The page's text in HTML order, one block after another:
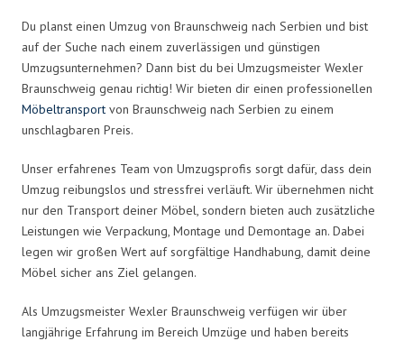
Du planst einen Umzug von Braunschweig nach Serbien und bist
auf der Suche nach einem zuverlässigen und günstigen
Umzugsunternehmen? Dann bist du bei Umzugsmeister Wexler
Braunschweig genau richtig! Wir bieten dir einen professionellen
Möbeltransport von Braunschweig nach Serbien zu einem
unschlagbaren Preis.
Unser erfahrenes Team von Umzugsprofis sorgt dafür, dass dein
Umzug reibungslos und stressfrei verläuft. Wir übernehmen nicht
nur den Transport deiner Möbel, sondern bieten auch zusätzliche
Leistungen wie Verpackung, Montage und Demontage an. Dabei
legen wir großen Wert auf sorgfältige Handhabung, damit deine
Möbel sicher ans Ziel gelangen.
Als Umzugsmeister Wexler Braunschweig verfügen wir über
langjährige Erfahrung im Bereich Umzüge und haben bereits